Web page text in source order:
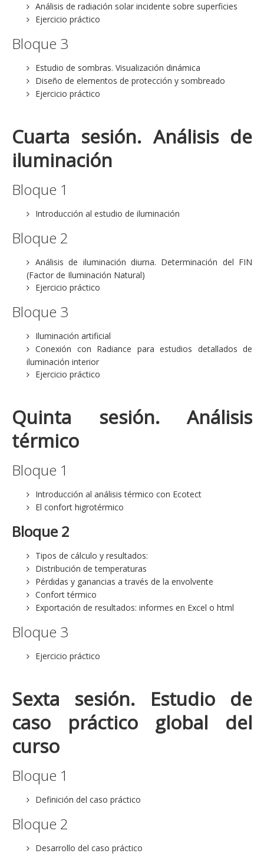
Análisis de radiación solar incidente sobre superficies
Ejercicio práctico
Bloque 3
Estudio de sombras. Visualización dinámica
Diseño de elementos de protección y sombreado
Ejercicio práctico
Cuarta sesión. Análisis de
iluminación
Bloque 1
Introducción al estudio de iluminación
Bloque 2
Análisis de iluminación diurna. Determinación del FIN
(Factor de Iluminación Natural)
Ejercicio práctico
Bloque 3
Iluminación artificial
Conexión con Radiance para estudios detallados de
iluminación interior
Ejercicio práctico
Quinta sesión. Análisis
térmico
Bloque 1
Introducción al análisis térmico con Ecotect
El confort higrotérmico
Bloque 2
Tipos de cálculo y resultados:
Distribución de temperaturas
Pérdidas y ganancias a través de la envolvente
Confort térmico
Exportación de resultados: informes en Excel o html
Bloque 3
Ejercicio práctico
Sexta sesión. Estudio de
caso práctico global del
curso
Bloque 1
Definición del caso práctico
Bloque 2
Desarrollo del caso práctico